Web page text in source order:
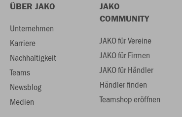
ÜBER JAKO
Unternehmen
Karriere
Nachhaltigkeit
Teams
Newsblog
Medien
JAKO
COMMUNITY
JAKO für Vereine
JAKO für Firmen
JAKO für Händler
Händler finden
Teamshop eröffnen